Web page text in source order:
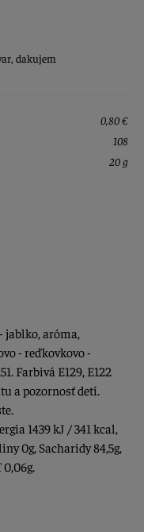
dakujem
0,80 €
108
20 g
aróma,
- reďkovkovo -
Farbivá E129, E122
a pozornosť detí.
1439 kJ / 341 kcal,
0g, Sacharidy 84,5g,